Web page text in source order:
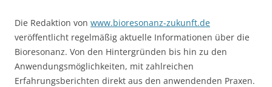
Die Redaktion von www.bioresonanz-zukunft.de
veröffentlicht regelmäßig aktuelle Informationen über die
Bioresonanz. Von den Hintergründen bis hin zu den
Anwendungsmöglichkeiten, mit zahlreichen
Erfahrungsberichten direkt aus den anwendenden Praxen.